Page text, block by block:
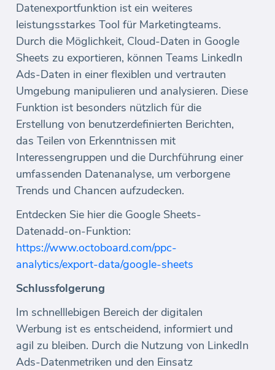
Datenexportfunktion ist ein weiteres
leistungsstarkes Tool für Marketingteams.
Durch die Möglichkeit, Cloud-Daten in Google
Sheets zu exportieren, können Teams LinkedIn
Ads-Daten in einer flexiblen und vertrauten
Umgebung manipulieren und analysieren. Diese
Funktion ist besonders nützlich für die
Erstellung von benutzerdefinierten Berichten,
das Teilen von Erkenntnissen mit
Interessengruppen und die Durchführung einer
umfassenden Datenanalyse, um verborgene
Trends und Chancen aufzudecken.
Entdecken Sie hier die Google Sheets-
Datenadd-on-Funktion:
https://www.octoboard.com/ppc-
analytics/export-data/google-sheets
Schlussfolgerung
Im schnelllebigen Bereich der digitalen
Werbung ist es entscheidend, informiert und
agil zu bleiben. Durch die Nutzung von LinkedIn
Ads-Datenmetriken und den Einsatz